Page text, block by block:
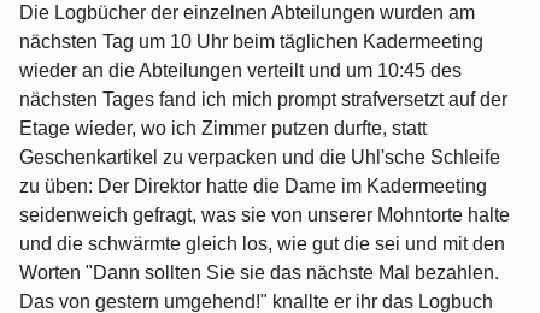
Die Logbücher der einzelnen Abteilungen wurden am
nächsten Tag um 10 Uhr beim täglichen Kadermeeting
wieder an die Abteilungen verteilt und um 10:45 des
nächsten Tages fand ich mich prompt strafversetzt auf der
Etage wieder, wo ich Zimmer putzen durfte, statt
Geschenkartikel zu verpacken und die Uhl'sche Schleife
zu üben: Der Direktor hatte die Dame im Kadermeeting
seidenweich gefragt, was sie von unserer Mohntorte halte
und die schwärmte gleich los, wie gut die sei und mit den
Worten "Dann sollten Sie sie das nächste Mal bezahlen.
Das von gestern umgehend!" knallte er ihr das Logbuch